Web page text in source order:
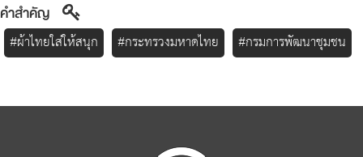
คำสำคัญ
#ผ้าไทยใส่ให้สนุก #กระทรวงมหาดไทย #กรมการพัฒนาชุมชน